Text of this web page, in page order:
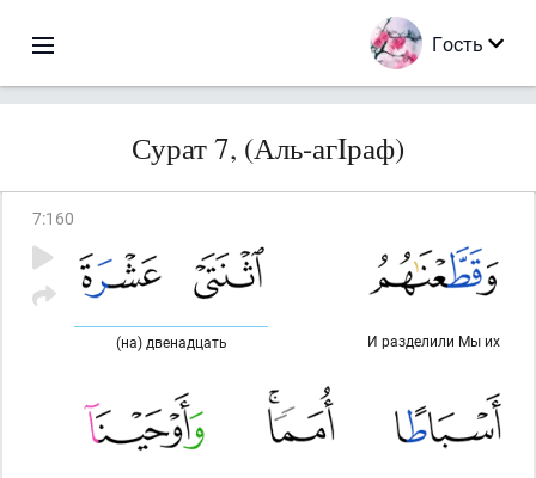
Гость
Сурат 7, (Аль-агIраф)
7:160
И разделили Мы их
(на) двенадцать